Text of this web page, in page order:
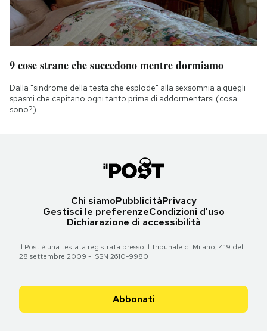
9 cose strane che succedono mentre dormiamo
Dalla "sindrome della testa che esplode" alla sexsomnia a quegli
spasmi che capitano ogni tanto prima di addormentarsi (cosa
sono?)
Chi siamoPubblicitàPrivacy
Gestisci le preferenzeCondizioni d'uso
Dichiarazione di accessibilità
Il Post è una testata registrata presso il Tribunale di Milano, 419 del
28 settembre 2009 - ISSN 2610-9980
Abbonati